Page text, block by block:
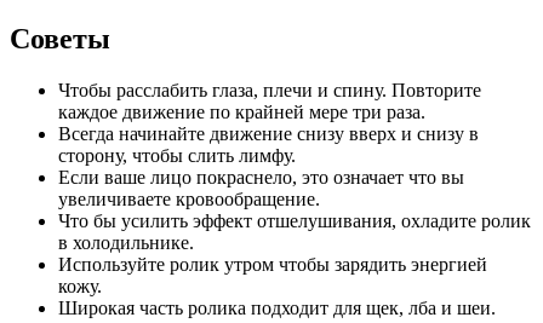
Советы
Чтобы расслабить глаза, плечи и спину. Повторите
каждое движение по крайней мере три раза.
Всегда начинайте движение снизу вверх и снизу в
сторону, чтобы слить лимфу.
Если ваше лицо покраснело, это означает что вы
увеличиваете кровообращение.
Что бы усилить эффект отшелушивания, охладите ролик
в холодильнике.
Используйте ролик утром чтобы зарядить энергией
кожу.
Широкая часть ролика подходит для щек, лба и шеи.